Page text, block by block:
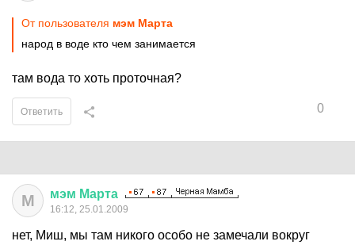
От пользователя мэм Марта
народ в воде кто чем занимается
там вода то хоть проточная?
0
Ответить
М мэм Марта
16:12, 25.01.2009
нет, Миш, мы там никого особо не замечали вокруг